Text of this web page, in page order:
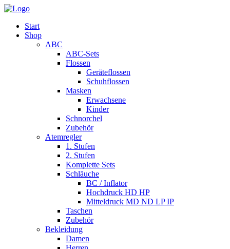
Start
Shop
ABC
ABC-Sets
Flossen
Geräteflossen
Schuhflossen
Masken
Erwachsene
Kinder
Schnorchel
Zubehör
Atemregler
1. Stufen
2. Stufen
Komplette Sets
Schläuche
BC / Inflator
Hochdruck HD HP
Mitteldruck MD ND LP IP
Taschen
Zubehör
Bekleidung
Damen